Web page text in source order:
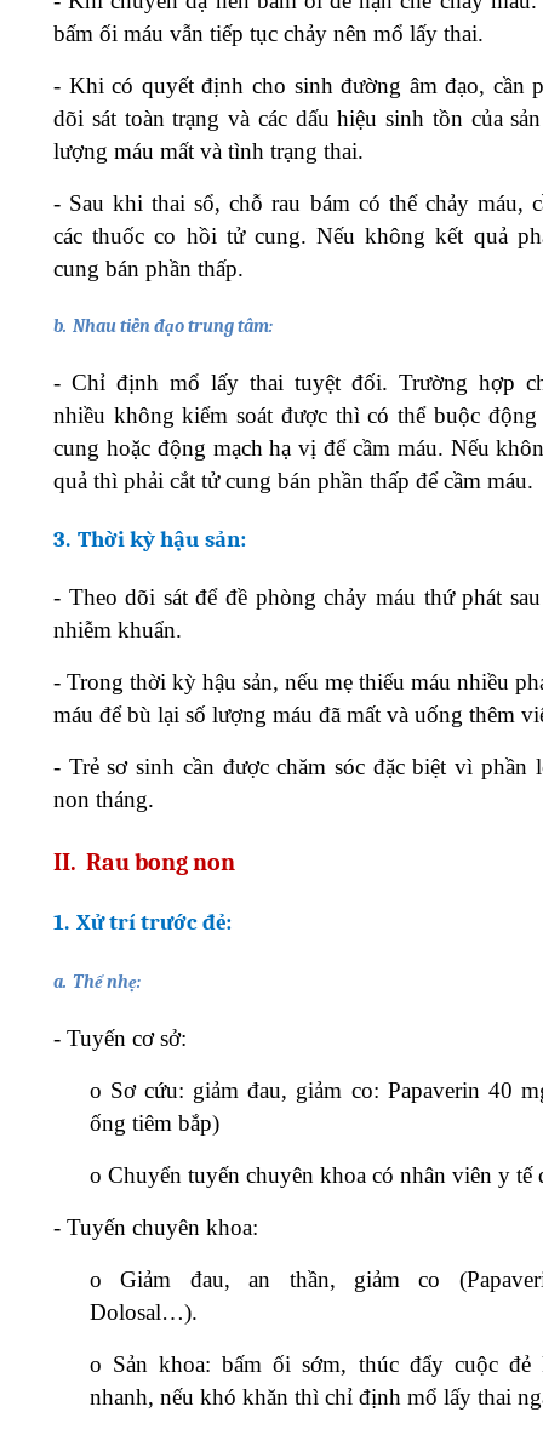
bấm ối máu vẫn tiếp tục chảy nên mổ lấy thai.
- Khi có quyết định cho sinh đường âm đạo, cần
dõi sát toàn trạng và các dấu hiệu sinh tồn của
lượng máu mất và tình trạng thai.
- Sau khi thai sổ, chỗ rau bám có thể chảy máu,
các thuốc co hồi tử cung. Nếu không kết quả
cung bán phần thấp.
b. Nhau tiền đạo trung tâm:
- Chỉ định mổ lấy thai tuyệt đối. Trường hợp
nhiều không kiểm soát được thì có thể buộc động
cung hoặc động mạch hạ vị để cầm máu. Nếu
quả thì phải cắt tử cung bán phần thấp để cầm máu.
3. Thời kỳ hậu sản:
- Theo dõi sát để đề phòng chảy máu thứ phát
nhiễm khuẩn.
- Trong thời kỳ hậu sản, nếu mẹ thiếu máu nhiều
máu để bù lại số lượng máu đã mất và uống thêm
- Trẻ sơ sinh cần được chăm sóc đặc biệt vì phần
non tháng.
II. Rau bong non
1. Xử trí trước đẻ:
a. Thể nhẹ:
- Tuyến cơ sở:
o Sơ cứu: giảm đau, giảm co: Papaverin 40
ống tiêm bắp)
o Chuyển tuyến chuyên khoa có nhân viên y tế
- Tuyến chuyên khoa:
o
Giảm đau, an thần, giảm co
Dolosal…).
o Sản khoa: bấm ối sớm, thúc đẩy cuộc đẻ
nhanh, nếu khó khăn thì chỉ định mổ lấy thai